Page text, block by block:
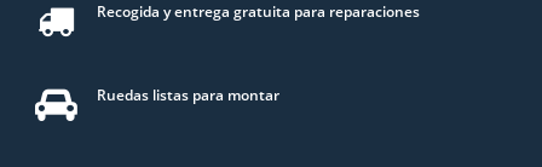
Recogida y entrega gratuita para reparaciones
Ruedas listas para montar